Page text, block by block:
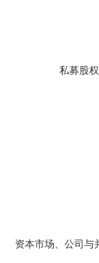
私募股
资本市场、公司与